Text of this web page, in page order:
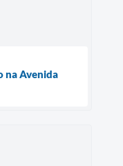
na Avenida